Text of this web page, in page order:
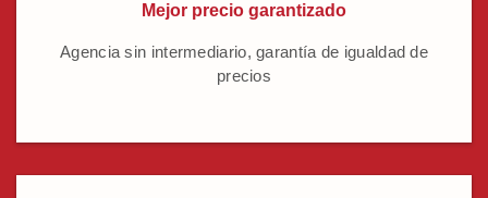
Mejor precio garantizado
Agencia sin intermediario, garantía de igualdad de
precios